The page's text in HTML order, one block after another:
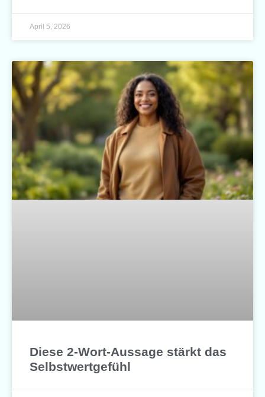
April 5, 2026
Diese 2-Wort-Aussage stärkt das
Selbstwertgefühl